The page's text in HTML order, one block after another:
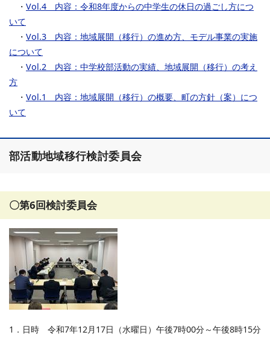
・ Vol.4 内容：令和8年度からの中学生の休日の過ごし方につ
いて
・ Vol.3 内容：地域展開（移行）の進め方、モデル事業の実施
について
・ Vol.2 内容：中学校部活動の実績、地域展開（移行）の考え
方
・ Vol.1 内容：地域展開（移行）の概要、町の方針（案）につ
いて
部活動地域移行検討委員会
〇第6回検討委員会
1．日時 令和7年12月17日（水曜日）午後7時00分～午後8時15分